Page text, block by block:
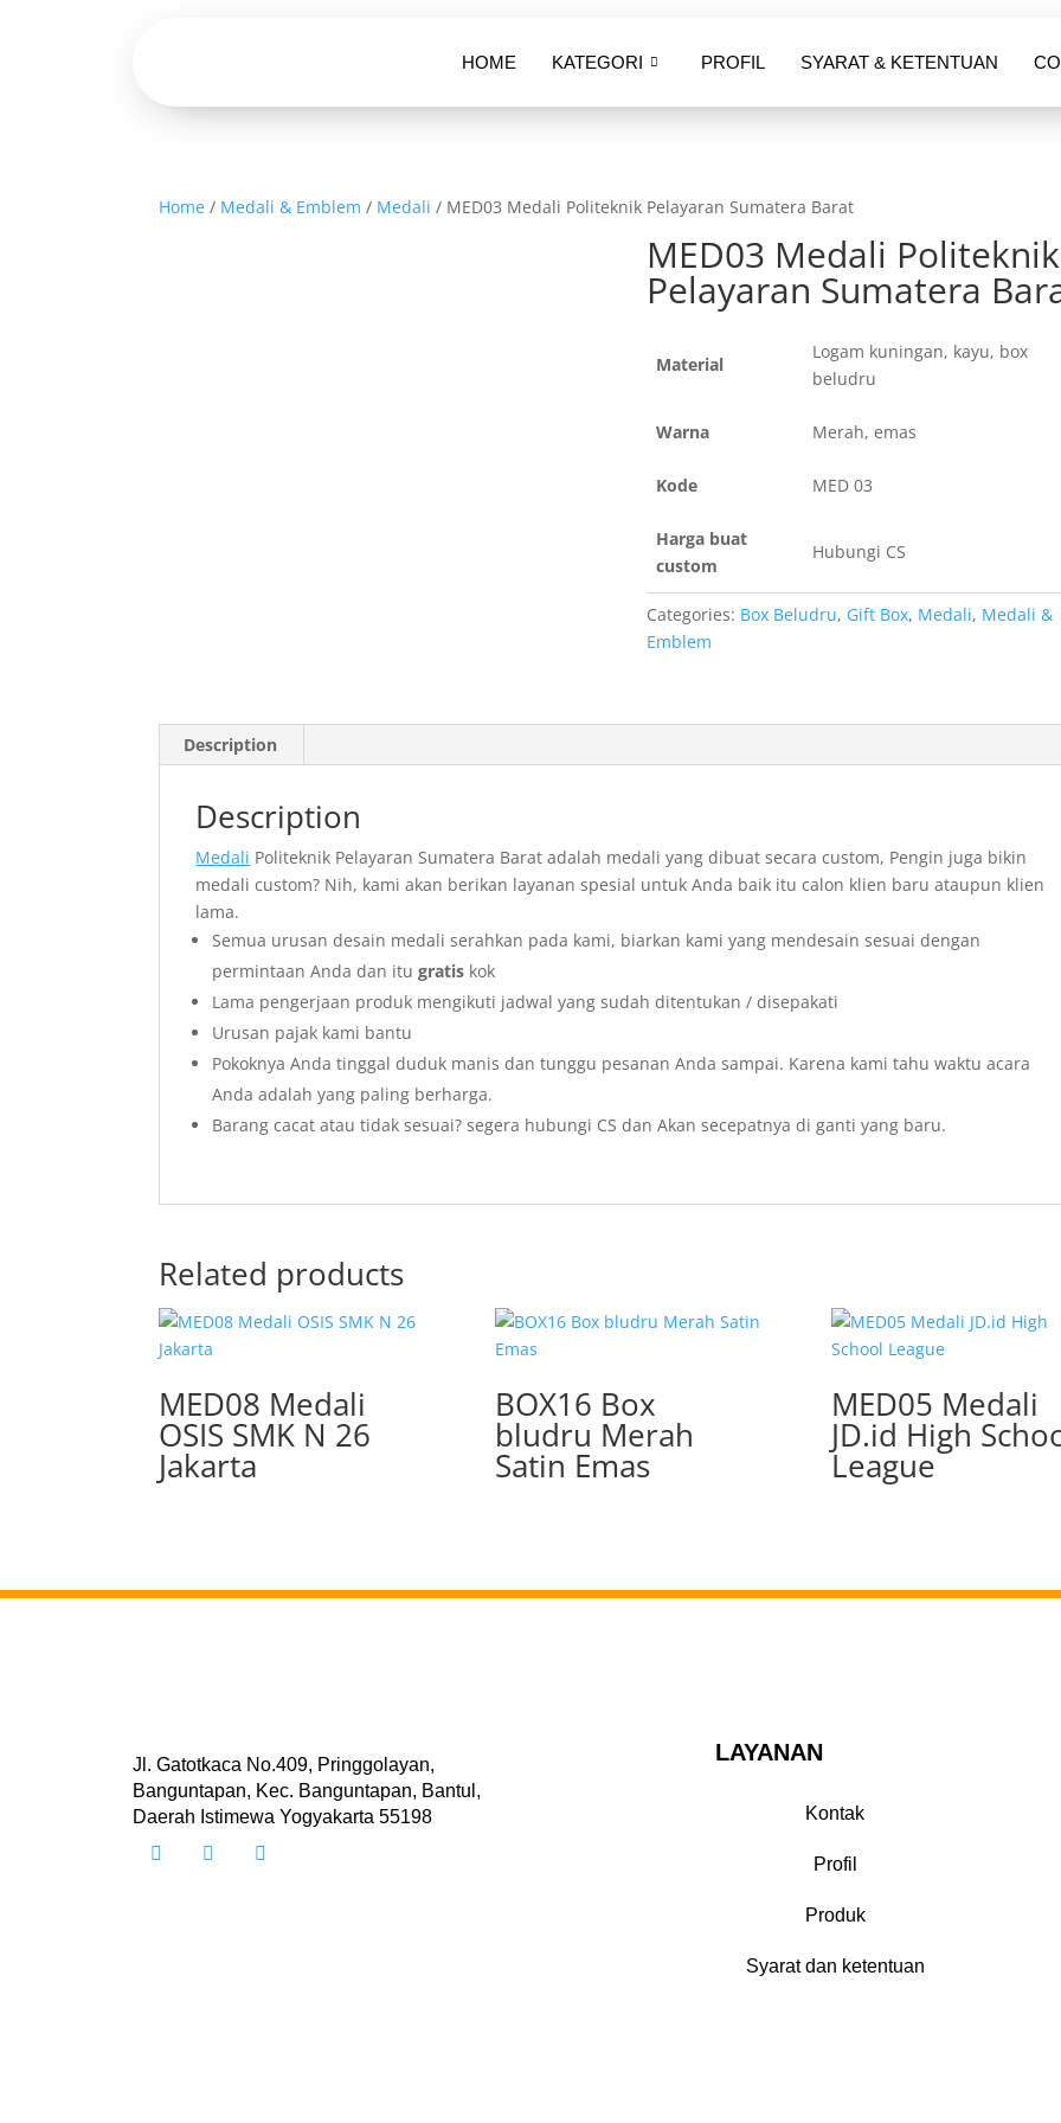
HOME KATEGORI PROFIL SYARAT & KETENTUAN
Home / Medali & Emblem / Medali / MED03 Medali Politeknik Pelayaran Sumatera Barat
MED03 Medali Politeknik
Pelayaran Sumatera
Material
Logam kuningan, kayu, box
beludru
Warna Merah, emas
Kode MED 03
Harga buat
custom
Hubungi CS
Categories: Box Beludru, Gift Box, Medali, Medali &
Emblem
Description
Description
Medali Politeknik Pelayaran Sumatera Barat adalah medali yang dibuat secara custom, Pengin juga bikin
medali custom? Nih, kami akan berikan layanan spesial untuk Anda baik itu calon klien baru ataupun klien
lama.
Semua urusan desain medali serahkan pada kami, biarkan kami yang mendesain sesuai dengan
permintaan Anda dan itugratis kok
Lama pengerjaan produk mengikuti jadwal yang sudah ditentukan / disepakati
Urusan pajak kami bantu
Pokoknya Anda tinggal duduk manis dan tunggu pesanan Anda sampai. Karena kami tahu waktu acara
Anda adalah yang paling berharga.
Barang cacat atau tidak sesuai? segera hubungi CS dan Akan secepatnya di ganti yang baru.
Related products
MED08 Medali
OSIS SMK N 26
Jakarta
BOX16 Box
bludru Merah
Satin Emas
MED05 Medali
JD.id High
League
Jl. Gatotkaca No.409, Pringgolayan,
Banguntapan, Kec. Banguntapan, Bantul,
Daerah Istimewa Yogyakarta 55198
LAYANAN
Kontak
Profil
Produk
Syarat dan ketentuan